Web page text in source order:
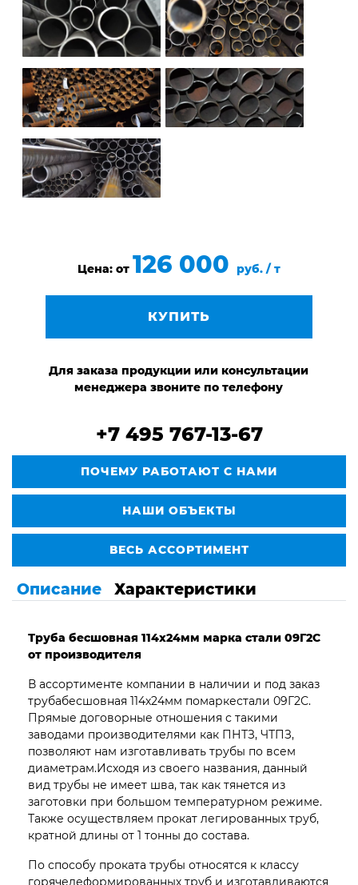
Цена: от 126 000 руб. / т
КУПИТЬ
Для заказа продукции или консультации
менеджера звоните по телефону
+7 495 767-13-67
ПОЧЕМУ РАБОТАЮТ С НАМИ
НАШИ ОБЪЕКТЫ
ВЕСЬ АССОРТИМЕНТ
Описание Характеристики
Труба бесшовная 114х24мм марка стали 09Г2С
от производителя
В ассортименте компании в наличии и под заказ
трубабесшовная 114х24мм помаркестали 09Г2С.
Прямые договорные отношения с такими
заводами производителями как ПНТЗ, ЧТПЗ,
позволяют нам изготавливать трубы по всем
диаметрам.Исходя из своего названия, данный
вид трубы не имеет шва, так как тянется из
заготовки при большом температурном режиме.
Также осуществляем прокат легированных труб,
кратной длины от 1 тонны до состава.
По способу проката трубы относятся к классу
горячедеформированных труб и изготавливаются